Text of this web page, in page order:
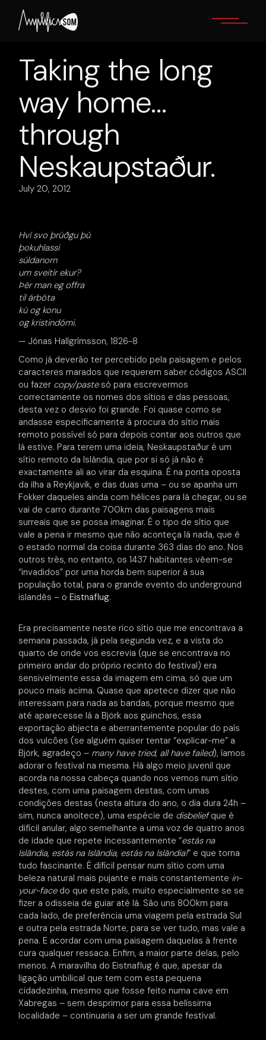
content
Taking the long
way home…
through
Neskaupstaður.
July 20, 2012
Hví svo þrúðgu þú
þokuhlassi
súldanorn
um sveitir ekur?
Þér man eg offra
til árbóta
kú og konu
og kristindómi.
— Jónas Hallgrímsson, 1826-8
Como já deverão ter percebido pela paisagem e pelos
caracteres marados que requerem saber códigos ASCII
ou fazer copy/pastesó para escrevermos
correctamente os nomes dos sítios e das pessoas,
desta vez o desvio foi grande. Foi quase como se
andasse especificamente à procura do sítio mais
remoto possível só para depois contar aos outros que
lá estive. Para terem uma ideia, Neskaupstaður é um
sítio remoto da Islândia, que por si só já não é
exactamente ali ao virar da esquina. É na ponta oposta
da ilha a Reykjavik, e das duas uma – ou se apanha um
Fokker daqueles ainda com hélices para lá chegar, ou se
vai de carro durante 700km das paisagens mais
surreais que se possa imaginar. É o tipo de sítio que
vale a pena ir mesmo que não aconteça lá nada, que é
o estado normal da coisa durante 363 dias do ano. Nos
outros três, no entanto, os 1437 habitantes vêem-se
“invadidos” por uma horda bem superior à sua
população total, para o grande evento do underground
islandês – oEistnaflug.
Era precisamente neste rico sítio que me encontrava a
semana passada, já pela segunda vez, e a vista do
quarto de onde vos escrevia (que se encontrava no
primeiro andar do próprio recinto do festival) era
sensivelmente essa da imagem em cima, só que um
pouco mais acima. Quase que apetece dizer que não
interessam para nada as bandas, porque mesmo que
até aparecesse lá a Björk aos guinchos, essa
exportação abjecta e aberrantemente popular do país
dos vulcões (se alguém quiser tentar “explicar-me” a
Björk, agradeço – many have tried, all have failed), íamos
adorar o festival na mesma. Há algo meio juvenil que
acorda na nossa cabeça quando nos vemos num sítio
destes, com uma paisagem destas, com umas
condições destas (nesta altura do ano, o dia dura 24h –
sim, nunca anoitece), uma espécie de disbeliefque é
difícil anular, algo semelhante a uma voz de quatro anos
de idade que repete incessantemente “estás na
Islândia, estás na Islândia, estás na Islândia!” e que torna
tudo fascinante. É difícil pensar num sítio com uma
beleza natural mais pujante e mais constantemente in-
your-facedo que este país, muito especialmente se se
fizer a odisseia de guiar até lá. São uns 800km para
cada lado, de preferência uma viagem pela estrada Sul
e outra pela estrada Norte, para se ver tudo, mas vale a
pena. E acordar com uma paisagem daquelas à frente
cura qualquer ressaca. Enfim, a maior parte delas, pelo
menos. A maravilha do Eistnaflug é que, apesar da
ligação umbilical que tem com esta pequena
cidadezinha, mesmo que fosse feito numa cave em
Xabregas – sem desprimor para essa belíssima
localidade – continuaria a ser um grande festival.